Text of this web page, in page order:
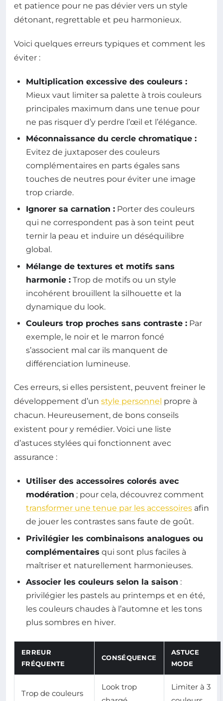
et patience pour ne pas dévier vers un style
détonant, regrettable et peu harmonieux.
Voici quelques erreurs typiques et comment les
éviter :
Multiplication excessive des couleurs :
Mieux vaut limiter sa palette à trois couleurs
principales maximum dans une tenue pour
ne pas risquer d’y perdre l’œil et l’élégance.
Méconnaissance du cercle chromatique :
Evitez de juxtaposer des couleurs
complémentaires en parts égales sans
touches de neutres pour éviter une image
trop criarde.
Ignorer sa carnation : Porter des couleurs
qui ne correspondent pas à son teint peut
ternir la peau et induire un déséquilibre
global.
Mélange de textures et motifs sans
harmonie : Trop de motifs ou un style
incohérent brouillent la silhouette et la
dynamique du look.
Couleurs trop proches sans contraste : Par
exemple, le noir et le marron foncé
s’associent mal car ils manquent de
différenciation lumineuse.
Ces erreurs, si elles persistent, peuvent freiner le
développement d’un style personnel propre à
chacun. Heureusement, de bons conseils
existent pour y remédier. Voici une liste
d’astuces stylées qui fonctionnent avec
assurance :
Utiliser des accessoires colorés avec
modération ; pour cela, découvrez comment
transformer une tenue par les accessoires afin
de jouer les contrastes sans faute de goût.
Privilégier les combinaisons analogues ou
complémentaires qui sont plus faciles à
maîtriser et naturellement harmonieuses.
Associer les couleurs selon la saison :
privilégier les pastels au printemps et en été,
les couleurs chaudes à l’automne et les tons
plus sombres en hiver.
ERREUR
FRÉQUENTE
CONSÉQUENCE
ASTUCE
MODE
Trop de couleurs
Look trop
Limiter à 3